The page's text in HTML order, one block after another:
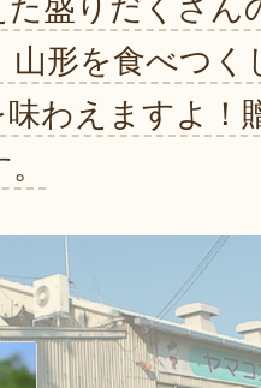
盛りだくさん
山形を食べつく
わえますよ！